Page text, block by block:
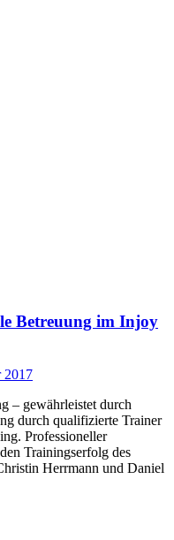
Betreuung im Injoy
2017
– gewährleistet durch
durch qualifizierte Trainer
Professioneller
Trainingserfolg des
Herrmann und Daniel